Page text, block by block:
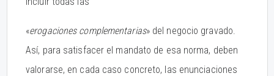
«erogaciones complementarias» del negocio gravado.
Así, para satisfacer el mandato de esa norma, deben
valorarse, en cada caso concreto, las enunciaciones